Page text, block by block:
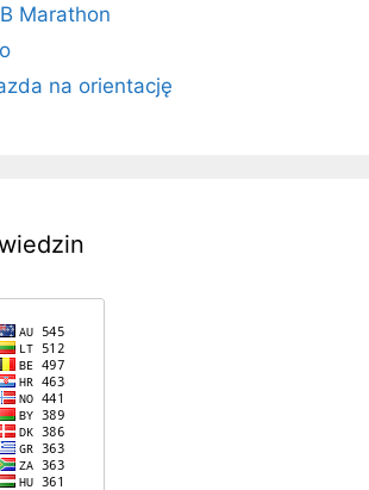
Marathon
na orientację